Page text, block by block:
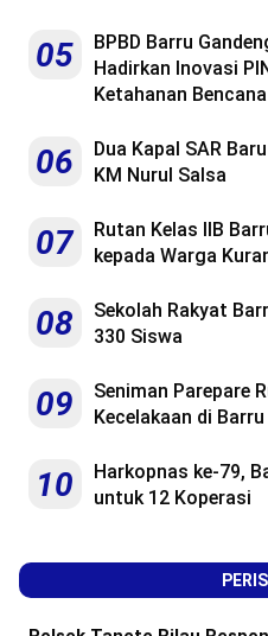
05
BPBD Barru
Hadirkan Inovasi
Ketahanan
06
Dua Kapal SAR
KM Nurul Salsa
07
Rutan Kelas IIB
kepada Warga
08
Sekolah Rakyat
330 Siswa
09
Seniman Parepare
Kecelakaan di Barru
10
Harkopnas ke-79,
untuk 12 Koperasi